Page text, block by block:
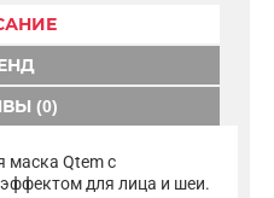
(0)
маска Qtem с
для лица и шеи.